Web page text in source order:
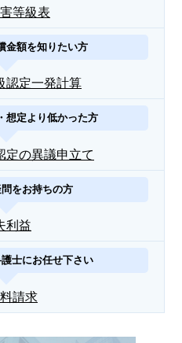
等級表
金額を知りたい方
認定一発計算
想定より低かった方
定の異議申立て
をお持ちの方
利益
士にお任せ下さい
請求